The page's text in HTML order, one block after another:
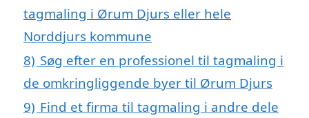
tagmaling i Ørum Djurs eller hele
Norddjurs kommune
8) Søg efter en professionel til tagmaling i
de omkringliggende byer til Ørum Djurs
9) Find et firma til tagmaling i andre dele